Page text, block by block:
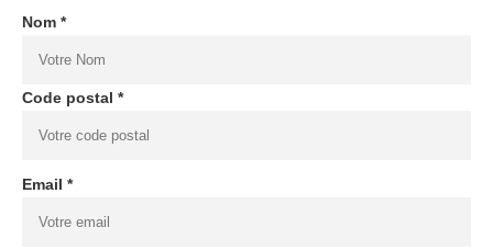
Nom *
Code postal *
Email *